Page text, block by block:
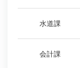
水道課
会計課